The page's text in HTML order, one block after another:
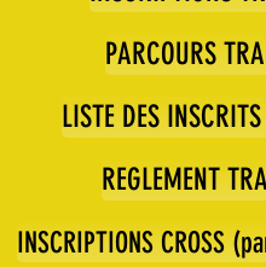
PARCOURS
LISTE DES
REGLEMENT
INSCRIPTIONS CROSS